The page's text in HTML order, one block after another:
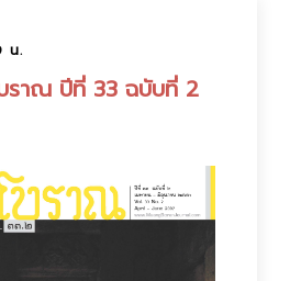
น.
บราณ ปีที่ 33 ฉบับที่ 2